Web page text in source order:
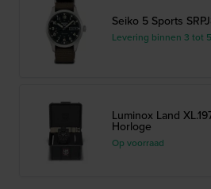
Seiko 5 Sports
Levering binnen 3 tot
Luminox Land
Horloge
Op voorraad